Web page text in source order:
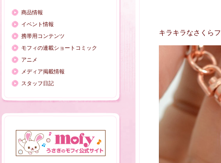
商品情報
イベント情報
携帯用コンテンツ
モフィの連載ショートコミック
アニメ
メディア掲載情報
スタッフ日記
キラキラなさくら